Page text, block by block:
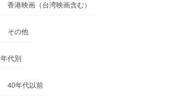
香港映画（台湾映画含む）
その他
年代別
40年代以前